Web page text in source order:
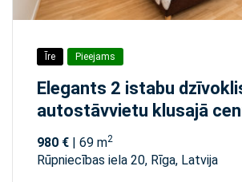
Īre Pieejams
Elegants 2 istabu
autostāvvietu klusajā
980 € | 69 m2
Rūpniecības iela 20, Rīga, Latvija